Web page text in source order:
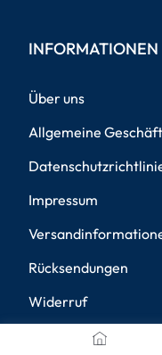
INFORMATIONEN
Über uns
Allgemeine
Impressum
Rücksendungen
Widerruf
Barrierefreiheit